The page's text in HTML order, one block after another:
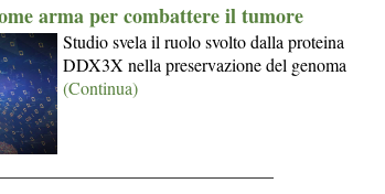
arma per combattere il tumore
Studio svela il ruolo svolto dalla proteina
DDX3X nella preservazione del genoma
(Continua)